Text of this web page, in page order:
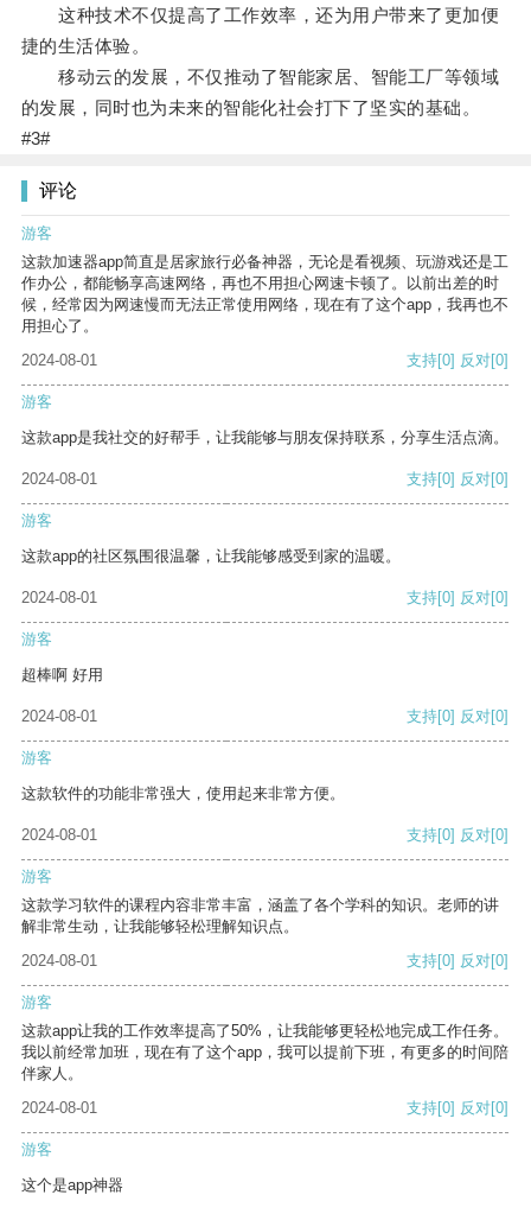
这种技术不仅提高了工作效率，还为用户带来了更加便
捷的生活体验。
移动云的发展，不仅推动了智能家居、智能工厂等领域
的发展，同时也为未来的智能化社会打下了坚实的基础。
#3#
评论
游客
这款加速器app简直是居家旅行必备神器，无论是看视频、玩游戏还是工
作办公，都能畅享高速网络，再也不用担心网速卡顿了。以前出差的时
候，经常因为网速慢而无法正常使用网络，现在有了这个app，我再也不
用担心了。
2024-08-01
支持[0] 反对[0]
游客
这款app是我社交的好帮手，让我能够与朋友保持联系，分享生活点滴。
2024-08-01 支持[0] 反对[0]
游客
这款app的社区氛围很温馨，让我能够感受到家的温暖。
2024-08-01 支持[0] 反对[0]
游客
超棒啊 好用
2024-08-01 支持[0] 反对[0]
游客
这款软件的功能非常强大，使用起来非常方便。
2024-08-01 支持[0] 反对[0]
游客
这款学习软件的课程内容非常丰富，涵盖了各个学科的知识。老师的讲
解非常生动，让我能够轻松理解知识点。
2024-08-01
支持[0] 反对[0]
游客
这款app让我的工作效率提高了50%，让我能够更轻松地完成工作任务。
我以前经常加班，现在有了这个app，我可以提前下班，有更多的时间陪
伴家人。
2024-08-01
支持[0] 反对[0]
游客
这个是app神器